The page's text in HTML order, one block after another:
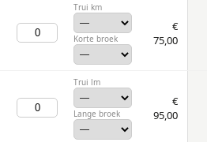
Trui km
Korte broek
€
75,00
Trui lm
Lange broek
€
95,00